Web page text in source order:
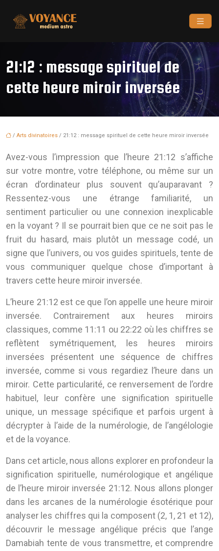
21:12 : message spirituel de
cette heure miroir inversée
/ Arts divinatoires / 21:12 : message spirituel de cette heure miroir inversée
Avez-vous l’impression que l’heure 21:12 s’affiche
sur votre montre, votre téléphone, ou même sur un
écran d’ordinateur plus souvent qu’auparavant ?
Ressentez-vous une étrange familiarité, un
sentiment particulier ou une connexion inexplicable
en la voyant ? Il se pourrait bien que ce ne soit pas le
fruit du hasard, mais plutôt un message codé, un
signe que l’univers, ou vos guides spirituels, tente de
vous communiquer quelque chose d’important à
travers cette heure miroir inversée.
L’heure 21:12 est ce que l’on appelle une heure miroir
inversée. Contrairement aux heures miroirs
classiques, comme 11:11 ou 22:22 où les chiffres se
reflètent symétriquement, les heures miroirs
inversées présentent une séquence de chiffres
inversée, comme si vous regardiez l’heure dans un
miroir. Cette particularité, ce renversement de l’ordre
habituel, leur confère une signification spirituelle
unique, un message spécifique et parfois urgent à
décrypter à l’aide de la numérologie, de l’angélologie
et de la voyance.
Dans cet article, nous allons explorer en profondeur la
signification spirituelle, numérologique et angélique
de l’heure miroir inversée 21:12. Nous allons plonger
dans les arcanes de la numérologie ésotérique pour
analyser les chiffres qui la composent (2, 1, 21 et 12),
découvrir le message angélique précis que l’ange
Damabiah tente de vous transmettre, et comprendre